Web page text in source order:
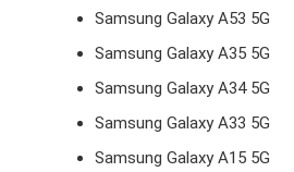
Samsung Galaxy A53 5G
Samsung Galaxy A35 5G
Samsung Galaxy A34 5G
Samsung Galaxy A33 5G
Samsung Galaxy A15 5G